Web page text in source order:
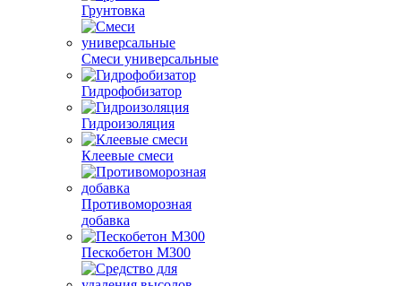
Грунтовка
Смеси универсальные
Гидрофобизатор
Гидроизоляция
Клеевые смеси
Противоморозная
добавка
Пескобетон М300